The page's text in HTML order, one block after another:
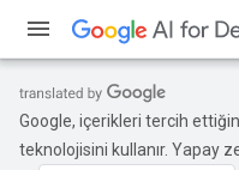
Google, içerikleri tercih
teknolojisini kullanır. Yapay